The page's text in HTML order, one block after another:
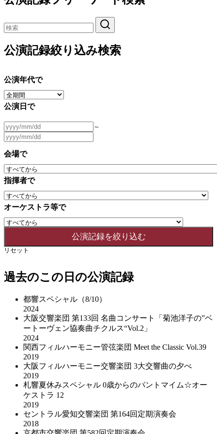
公演記録絞り込み検索
公演年代で
公演日で
～
会場で
指揮者で
オーケストラ等で
リセット
過去のこの日の公演記録
都響スペシャル（8/10）
2024
大阪交響楽団 第133回 名曲コンサート「菊池洋子の”ベ
ートーヴェン協奏曲チクルス“Vol.2」
2024
関西フィルハーモニー管弦楽団 Meet the Classic Vol.39
2019
大阪フィルハーモニー交響楽団 3大交響曲の夕べ
2019
札響夏休みスペシャル 0歳からのパントマイム☆オー
ケストラ 12
2019
セントラル愛知交響楽団 第164回定期演奏会
2018